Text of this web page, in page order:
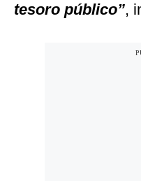
tesoro público”,